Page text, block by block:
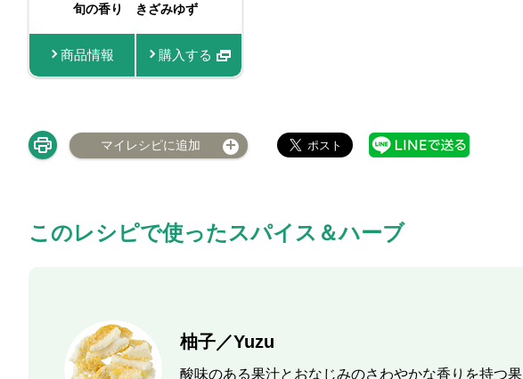
旬の香り きざみゆず
商品情報 購入する
マイレシピに追加
このレシピで使ったスパイス＆ハーブ
柚子／Yuzu
酸味のある果汁とおなじみのさわやかな香りを持つ果